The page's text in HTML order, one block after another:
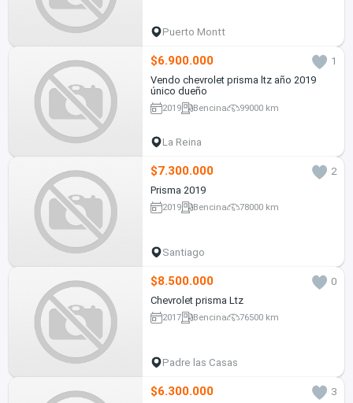
Puerto Montt
$6.900.000
1
Vendo chevrolet prisma ltz año 2019
único dueño
2019 Bencina 99000 km
La Reina
$7.300.000
2
Prisma 2019
2019 Bencina 78000 km
Santiago
$8.500.000
0
Chevrolet prisma Ltz
2017 Bencina 76500 km
Padre las Casas
$6.300.000
3